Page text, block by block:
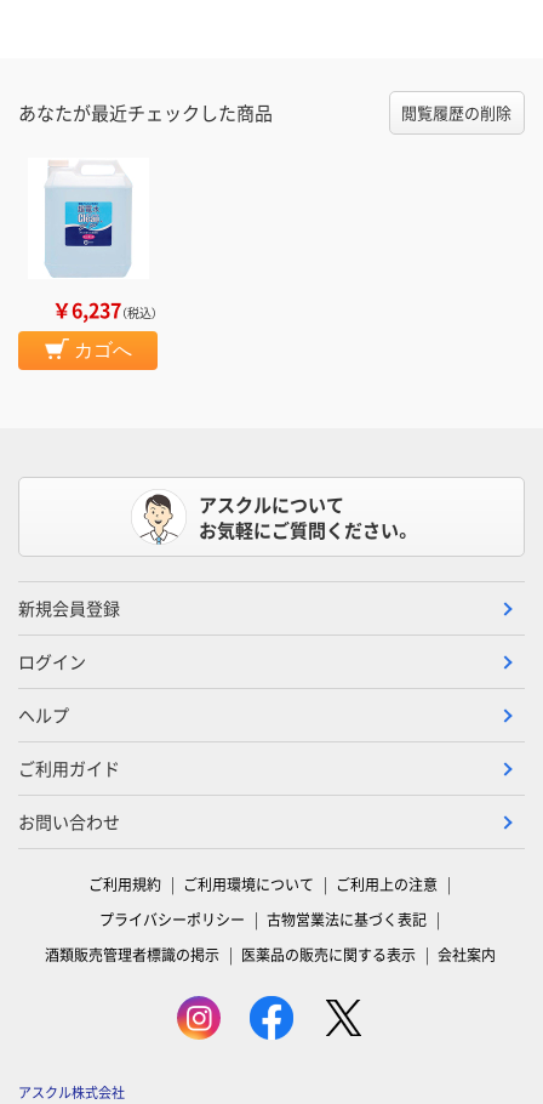
あなたが最近チェックした商品 閲覧履歴の削除
￥6,237（税込）
カゴへ
アスクルについて
お気軽にご質問ください。
新規会員登録
ログイン
ヘルプ
ご利用ガイド
お問い合わせ
ご利用規約 ご利用環境について
ご利用上の注意
プライバシーポリシー
古物営業法に基づく表記
酒類販売管理者標識の掲示
医薬品の販売に関する表示 会社案内
アスクル株式会社